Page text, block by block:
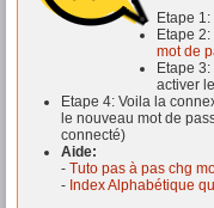
Etape
Etape 2:
mot de
Etape
activer
Etape 4: Voila la
le nouveau mot de
connecté)
Aide:
- Tuto pas à pas chg
- Index Alphabétique